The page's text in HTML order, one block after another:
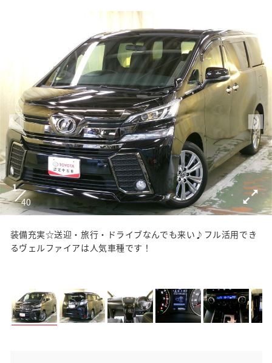
1
40
装備充実☆送迎・旅行・ドライブなんでも来い♪フル活用でき
るヴェルファイアは人気車種です！